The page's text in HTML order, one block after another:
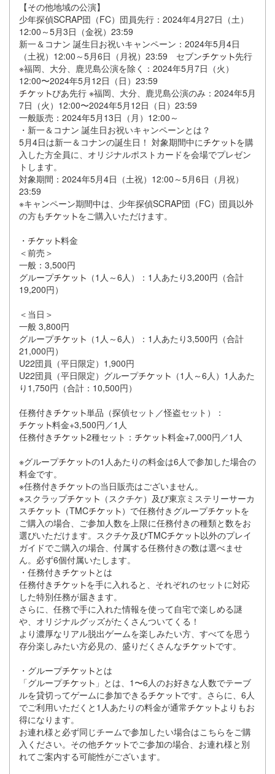
【その他地域の公演】
少年探偵SCRAP団（FC）団員先行：2024年4月27日（土）
12:00～5月3日（金祝）23:59
新一＆コナン 誕生日お祝いキャンペーン：2024年5月4日
（土祝）12:00～5月6日（月祝）23:59 セブン
先行
※福岡、大分、鹿児島公演を除く：2024年5月7日（火）
12:00〜2024年5月12日（日）23:59
ぴあ先行 ※福岡、大分、鹿児島公演のみ：2024年5月
7日（火）12:00〜2024年5月12日（日）23:59
一般販売：2024年5月13日（月）12:00～
・新一＆コナン 誕生日お祝いキャンペーンとは？
5月4日は新一＆コナンの誕生日！ 対象期間中に
を購
入した方全員に、オリジナルポストカードを会場でプレゼン
トします。
対象期間：2024年5月4日（土祝）12:00～5月6日（月祝）
23:59
※キャンペーン期間中は、少年探偵SCRAP団（FC）団員以外
の方も
をご購入いただけます。
・
料金
＜前売＞
一般：3,500円
グループ
（1人～6人）：1人あたり3,200円（合計
19,200円）
＜当日＞
一般 3,800円
グループ
（1人～6人）：1人あたり3,500円（合計
21,000円）
U22団員（平日限定）1,900円
U22団員（平日限定）グループ
（1人～6人）1人あた
り1,750円（合計：10,500円）
任務付き
単品（探偵セット／怪盗セット）：
料金+3,500円／1人
任務付き
2種セット：
料金+7,000円／1人
※グループ
の1人あたりの料金は6人で参加した場合の
料金です。
※任務付き
の当日販売はございません。
※スクラップ
（スクチケ）及び東京ミステリーサーカ
ス
（TMC ）で任務付きグループ
を
ご購入の場合、ご参加人数を上限に任務付きの種類と数をお
選びいただけます。スクチケ及びTMC
以外のプレイ
ガイドでご購入の場合、付属する任務付きの数は選べませ
ん。必ず6個付属いたします。
・任務付き
とは
任務付き
を手に入れると、それぞれのセットに対応
した特別任務が届きます。
さらに、任務で手に入れた情報を使って自宅で楽しめる謎
や、オリジナルグッズがたくさんついてくる！
より濃厚なリアル脱出ゲームを楽しみたい方、すべてを思う
存分楽しみたい方必見の、盛りだくさんな
です。
・グループ
とは
「グループ
」とは、1〜6人のお好きな人数でテーブ
ルを貸切ってゲームに参加できる
です。さらに、6人
でご利用いただくと1人あたりの料金が通常
よりもお
得になります。
お連れ様と必ず同じチームで参加したい場合はこちらをご購
入ください。その他
でご参加の場合、お連れ様と別
れてご案内する可能性がございます。